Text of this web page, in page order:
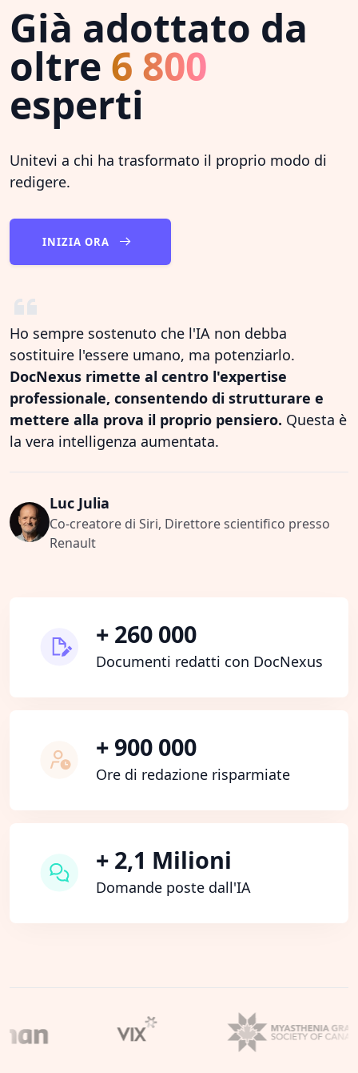
Già adottato da
oltre 6 800
esperti
Unitevi a chi ha trasformato il proprio modo di
redigere.
INIZIA ORA
Ho sempre sostenuto che l'IA non debba
sostituire l'essere umano, ma potenziarlo.
DocNexus rimette al centro l'expertise
professionale, consentendo di strutturare e
mettere alla prova il proprio pensiero. Questa è
la vera intelligenza aumentata.
Luc Julia
Co-creatore di Siri, Direttore scientifico presso
Renault
+ 260 000
Documenti redatti con DocNexus
+ 900 000
Ore di redazione risparmiate
+ 2,1 Milioni
Domande poste dall'IA